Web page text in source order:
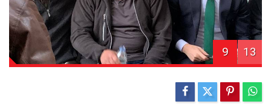
9 13